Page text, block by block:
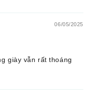
06/05/2025
giày vẫn rất thoáng